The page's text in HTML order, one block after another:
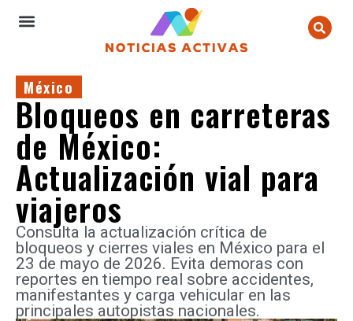
México
Bloqueos en carreteras
de México:
Actualización vial para
viajeros
Consulta la actualización crítica de
bloqueos y cierres viales en México para el
23 de mayo de 2026. Evita demoras con
reportes en tiempo real sobre accidentes,
manifestantes y carga vehicular en las
principales autopistas nacionales.